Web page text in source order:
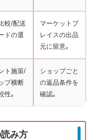
較/配送
ドの選
マーケットプ
レイスの出品
元に留意｡
ト施策/
プ横断
性｡
ショップごと
の返品条件を
確認｡
み方